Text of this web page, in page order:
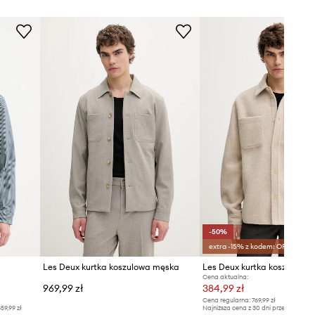
zł
Les Deux kurtka koszulowa męska
969,99 zł
-50%
extra -15% z kodem: OFF*
Cena aktualna:
384,99 zł
Cena regularna: 769,99 zł
Najniższa cena z 30 dni przed obniżką: